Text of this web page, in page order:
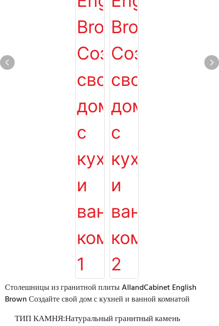
Столешницы из гранитной плиты AllandCabinet English
Brown Создайте свой дом с кухней и ванной комнатой
ТИП КАМНЯ:Натуральный гранитный камень